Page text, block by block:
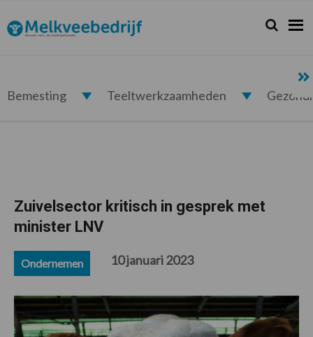
de
hoofdnavigatie
de
hoofd
de
eerste
de
voettekst
Melkveebedrijf.nl Zoeken...
Zoek
Bemesting Teeltwerkzaamheden
Zuivelsector kritisch in gesprek met
minister LNV
Ondernemen 10 januari 2023